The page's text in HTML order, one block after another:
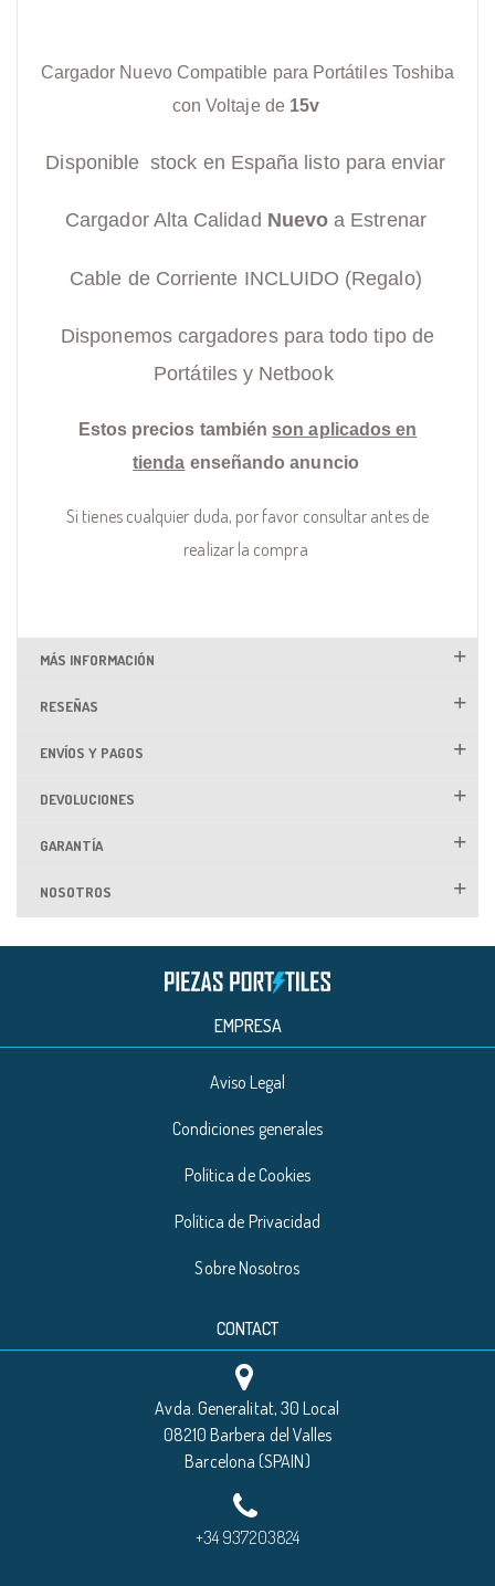
Cargador Nuevo Compatible para Portátiles Toshiba
con Voltaje de 15v
Disponible stock en España listo para enviar
Cargador Alta Calidad Nuevo a Estrenar
Cable de Corriente INCLUIDO (Regalo)
Disponemos cargadores para todo tipo de
Portátiles y Netbook
Estos precios también son aplicados en
tienda enseñando anuncio
Si tienes cualquier duda, por favor consultar antes de
realizar la compra
MÁS INFORMACIÓN
RESEÑAS
ENVÍOS Y PAGOS
DEVOLUCIONES
GARANTÍA
NOSOTROS
EMPRESA
Aviso Legal
Condiciones generales
Política de Cookies
Política de Privacidad
Sobre Nosotros
CONTACT
Avda. Generalitat, 30 Local
08210 Barbera del Valles
Barcelona (SPAIN)
+34 937203824